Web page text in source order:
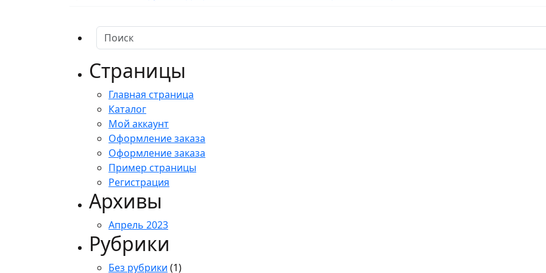
Страницы
Главная страница
Каталог
Мой аккаунт
Оформление заказа
Оформление заказа
Пример страницы
Регистрация
Архивы
Апрель 2023
Рубрики
Без рубрики (1)